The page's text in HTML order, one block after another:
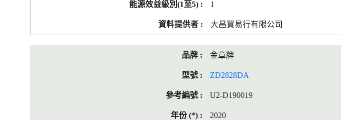
1
大昌貿易行有限公司
金章牌
ZD2828DA
U2-D190019
2020